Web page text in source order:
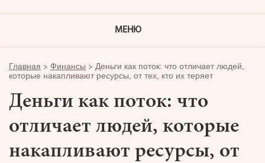
МЕНЮ
Главная > Финансы > Деньги как поток: что отличает людей,
которые накапливают ресурсы, от тех, кто их теряет
Деньги как поток: что
отличает людей, которые
накапливают ресурсы, от